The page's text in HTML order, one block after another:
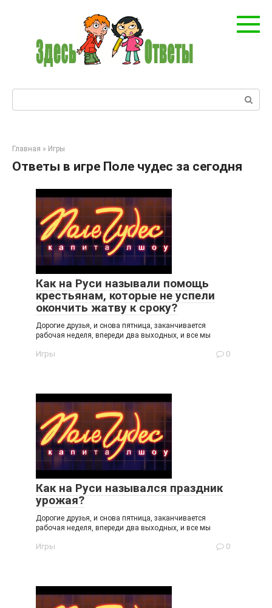
Поиск:
Главная » Игры
Ответы в игре Поле чудес за сегодня
Как на Руси называли помощь
крестьянам, которые не успели
окончить жатву к сроку?
Дорогие друзья, и снова пятница, заканчивается
рабочая неделя, впереди два выходных, и все мы
Игры 0
Как на Руси назывался праздник
урожая?
Дорогие друзья, и снова пятница, заканчивается
рабочая неделя, впереди два выходных, и все мы
Игры 0